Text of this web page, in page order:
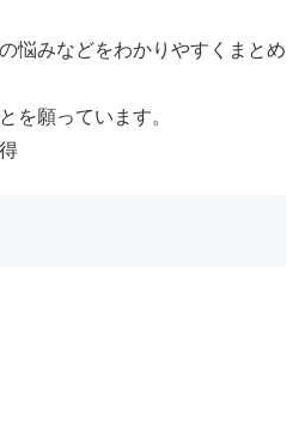
悩みなどをわかりやすくまとめ
を願っています。